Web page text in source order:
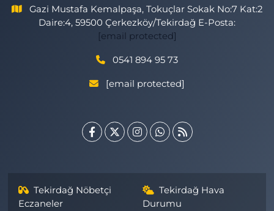
Gazi Mustafa Kemalpaşa, Tokuçlar Sokak No:7 Kat:2
Daire:4, 59500 Çerkezköy/Tekirdağ E-Posta:
[email protected]
0541 894 95 73
[email protected]
Tekirdağ Nöbetçi
Eczaneler
Tekirdağ Hava
Durumu